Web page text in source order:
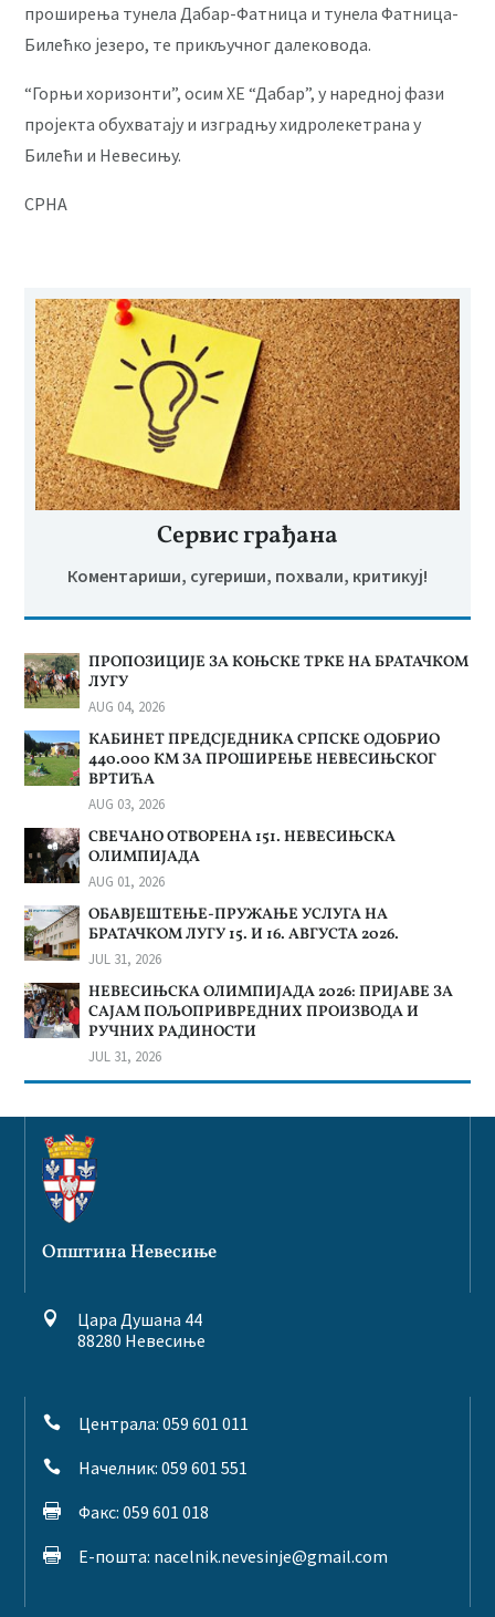
проширења тунела Дабар-Фатница и тунела Фатница-
Билећко језеро, те прикључног далековода.
“Горњи хоризонти”, осим ХЕ “Дабар”, у наредној фази
пројекта обухватају и изградњу хидролекетрана у
Билећи и Невесињу.
СРНА
Сервис грађана
Коментариши, сугериши, похвали, критикуј!
ПРОПОЗИЦИЈЕ ЗА КОЊСКЕ ТРКЕ НА БРАТАЧКОМ
ЛУГУ
AUG 04, 2026
КАБИНЕТ ПРЕДСЈЕДНИКА СРПСКЕ ОДОБРИО
440.000 КМ ЗА ПРОШИРЕЊЕ НЕВЕСИЊСКОГ
ВРТИЋА
AUG 03, 2026
СВЕЧАНО ОТВОРЕНА 151. НЕВЕСИЊСКА
ОЛИМПИЈАДА
AUG 01, 2026
ОБАВЈЕШТЕЊЕ-ПРУЖАЊЕ УСЛУГА НА
БРАТАЧКОМ ЛУГУ 15. И 16. АВГУСТА 2026.
JUL 31, 2026
НЕВЕСИЊСКА ОЛИМПИЈАДА 2026: ПРИЈАВЕ ЗА
САЈАМ ПОЉОПРИВРЕДНИХ ПРОИЗВОДА И
РУЧНИХ РАДИНОСТИ
JUL 31, 2026
Општина Невесиње

Цара Душана 44
88280 Невесиње
 Централа: 059 601 011
 Начелник: 059 601 551
 Факс: 059 601 018
 Е-пошта: nacelnik.nevesinje@gmail.com